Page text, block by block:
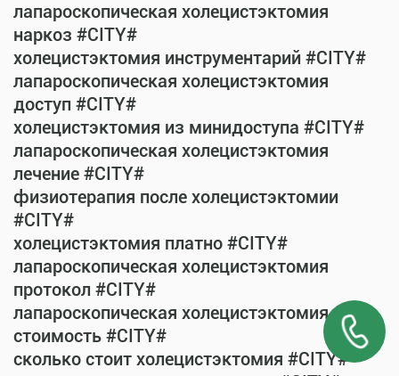
лапароскопическая холецистэктомия
наркоз #CITY#
холецистэктомия инструментарий #CITY#
лапароскопическая холецистэктомия
доступ #CITY#
холецистэктомия из минидоступа #CITY#
лапароскопическая холецистэктомия
лечение #CITY#
физиотерапия после холецистэктомии
#CITY#
холецистэктомия платно #CITY#
лапароскопическая холецистэктомия
протокол #CITY#
лапароскопическая холецистэктомия
стоимость #CITY#
сколько стоит холецистэктомия #CITY#